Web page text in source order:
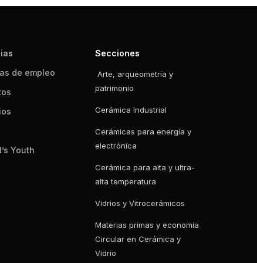
de empleo
Youth
Secciones
Arte, arqueometría y
patrimonio
Cerámica Industrial
Cerámicas para energía y
electrónica
Cerámica para alta y ultra-
alta temperatura
Vidrios y Vitrocerámicos
Materias primas y economía
Circular en Cerámica y
Vidrio